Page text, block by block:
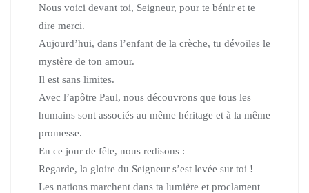
Nous voici devant toi, Seigneur, pour te bénir et te
dire merci.
Aujourd’hui, dans l’enfant de la crèche, tu dévoiles le
mystère de ton amour.
Il est sans limites.
Avec l’apôtre Paul, nous découvrons que tous les
humains sont associés au même héritage et à la même
promesse.
En ce jour de fête, nous redisons :
Regarde, la gloire du Seigneur s’est levée sur toi !
Les nations marchent dans ta lumière et proclament